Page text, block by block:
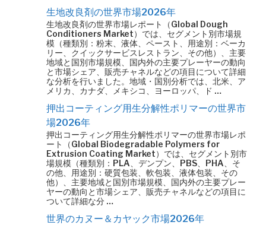
生地改良剤の世界市場2026年
生地改良剤の世界市場レポート（Global Dough
Conditioners Market）では、セグメント別市場規
模（種類別：粉末、液体、ペースト、用途別：ベーカ
リー、クイックサービスレストラン、その他）、主要
地域と国別市場規模、国内外の主要プレーヤーの動向
と市場シェア、販売チャネルなどの項目について詳細
な分析を行いました。地域・国別分析では、北米、ア
メリカ、カナダ、メキシコ、ヨーロッパ、ド …
押出コーティング用生分解性ポリマーの世界市
場2026年
押出コーティング用生分解性ポリマーの世界市場レポ
ート（Global Biodegradable Polymers for
Extrusion Coating Market）では、セグメント別市
場規模（種類別：PLA、デンプン、PBS、PHA、そ
の他、用途別：硬質包装、軟包装、液体包装、その
他）、主要地域と国別市場規模、国内外の主要プレー
ヤーの動向と市場シェア、販売チャネルなどの項目に
ついて詳細な分 …
世界のカヌー＆カヤック市場2026年